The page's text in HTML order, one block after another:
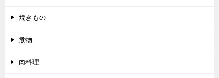
焼きもの
煮物
肉料理